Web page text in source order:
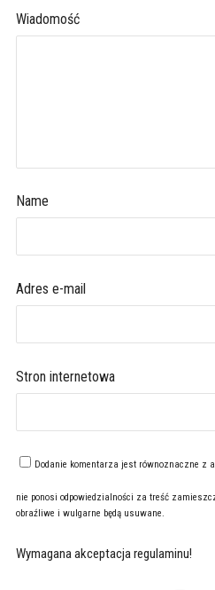
Wiadomość
Name
Adres e-mail
Stron internetowa
Dodanie komentarza jest równoznaczne z
nie ponosi odpowiedzialności za treść
obraźliwe i wulgarne będą usuwane.
Wymagana akceptacja regulaminu!